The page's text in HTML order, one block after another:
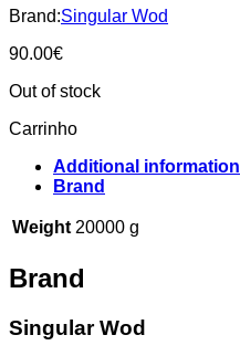
Brand:Singular Wod
90.00€
Out of stock
Carrinho
Additional information
Brand
Weight 20000 g
Brand
Singular Wod